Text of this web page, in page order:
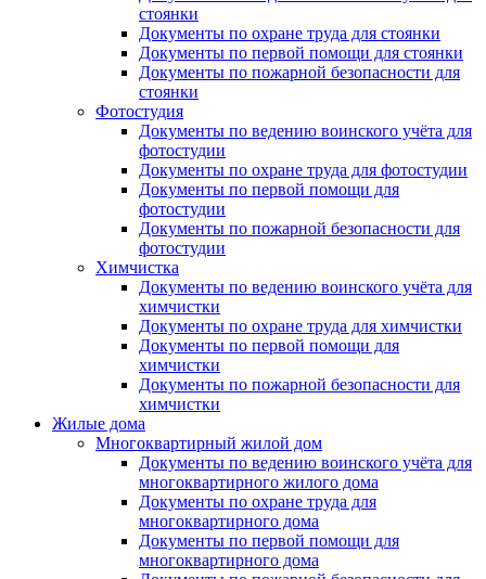
стоянки
Документы по охране труда для стоянки
Документы по первой помощи для стоянки
Документы по пожарной безопасности для
стоянки
Фотостудия
Документы по ведению воинского учёта для
фотостудии
Документы по охране труда для фотостудии
Документы по первой помощи для
фотостудии
Документы по пожарной безопасности для
фотостудии
Химчистка
Документы по ведению воинского учёта для
химчистки
Документы по охране труда для химчистки
Документы по первой помощи для
химчистки
Документы по пожарной безопасности для
химчистки
Жилые дома
Многоквартирный жилой дом
Документы по ведению воинского учёта для
многоквартирного жилого дома
Документы по охране труда для
многоквартирного дома
Документы по первой помощи для
многоквартирного дома